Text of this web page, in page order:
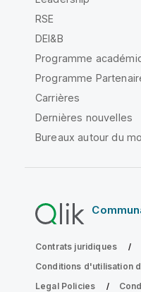
RSE
DEI&B
Programme
Programme
Carrières
Dernières nouvelles
Bureaux autour du
Contrats juridiques
Conditions d'utilisation
Legal Policies